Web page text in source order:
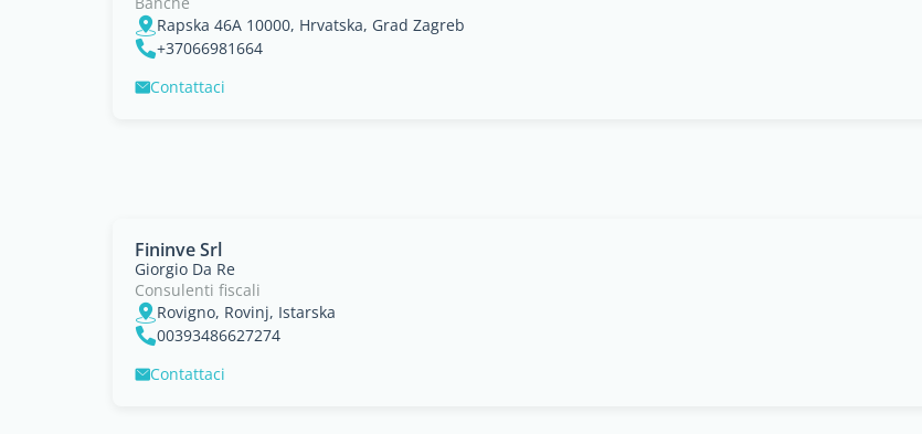
Rapska 46A 10000, Hrvatska, Grad Zagreb
+37066981664
Contattaci
Fininve Srl
Giorgio Da Re
Consulenti fiscali
Rovigno, Rovinj, Istarska
00393486627274
Contattaci